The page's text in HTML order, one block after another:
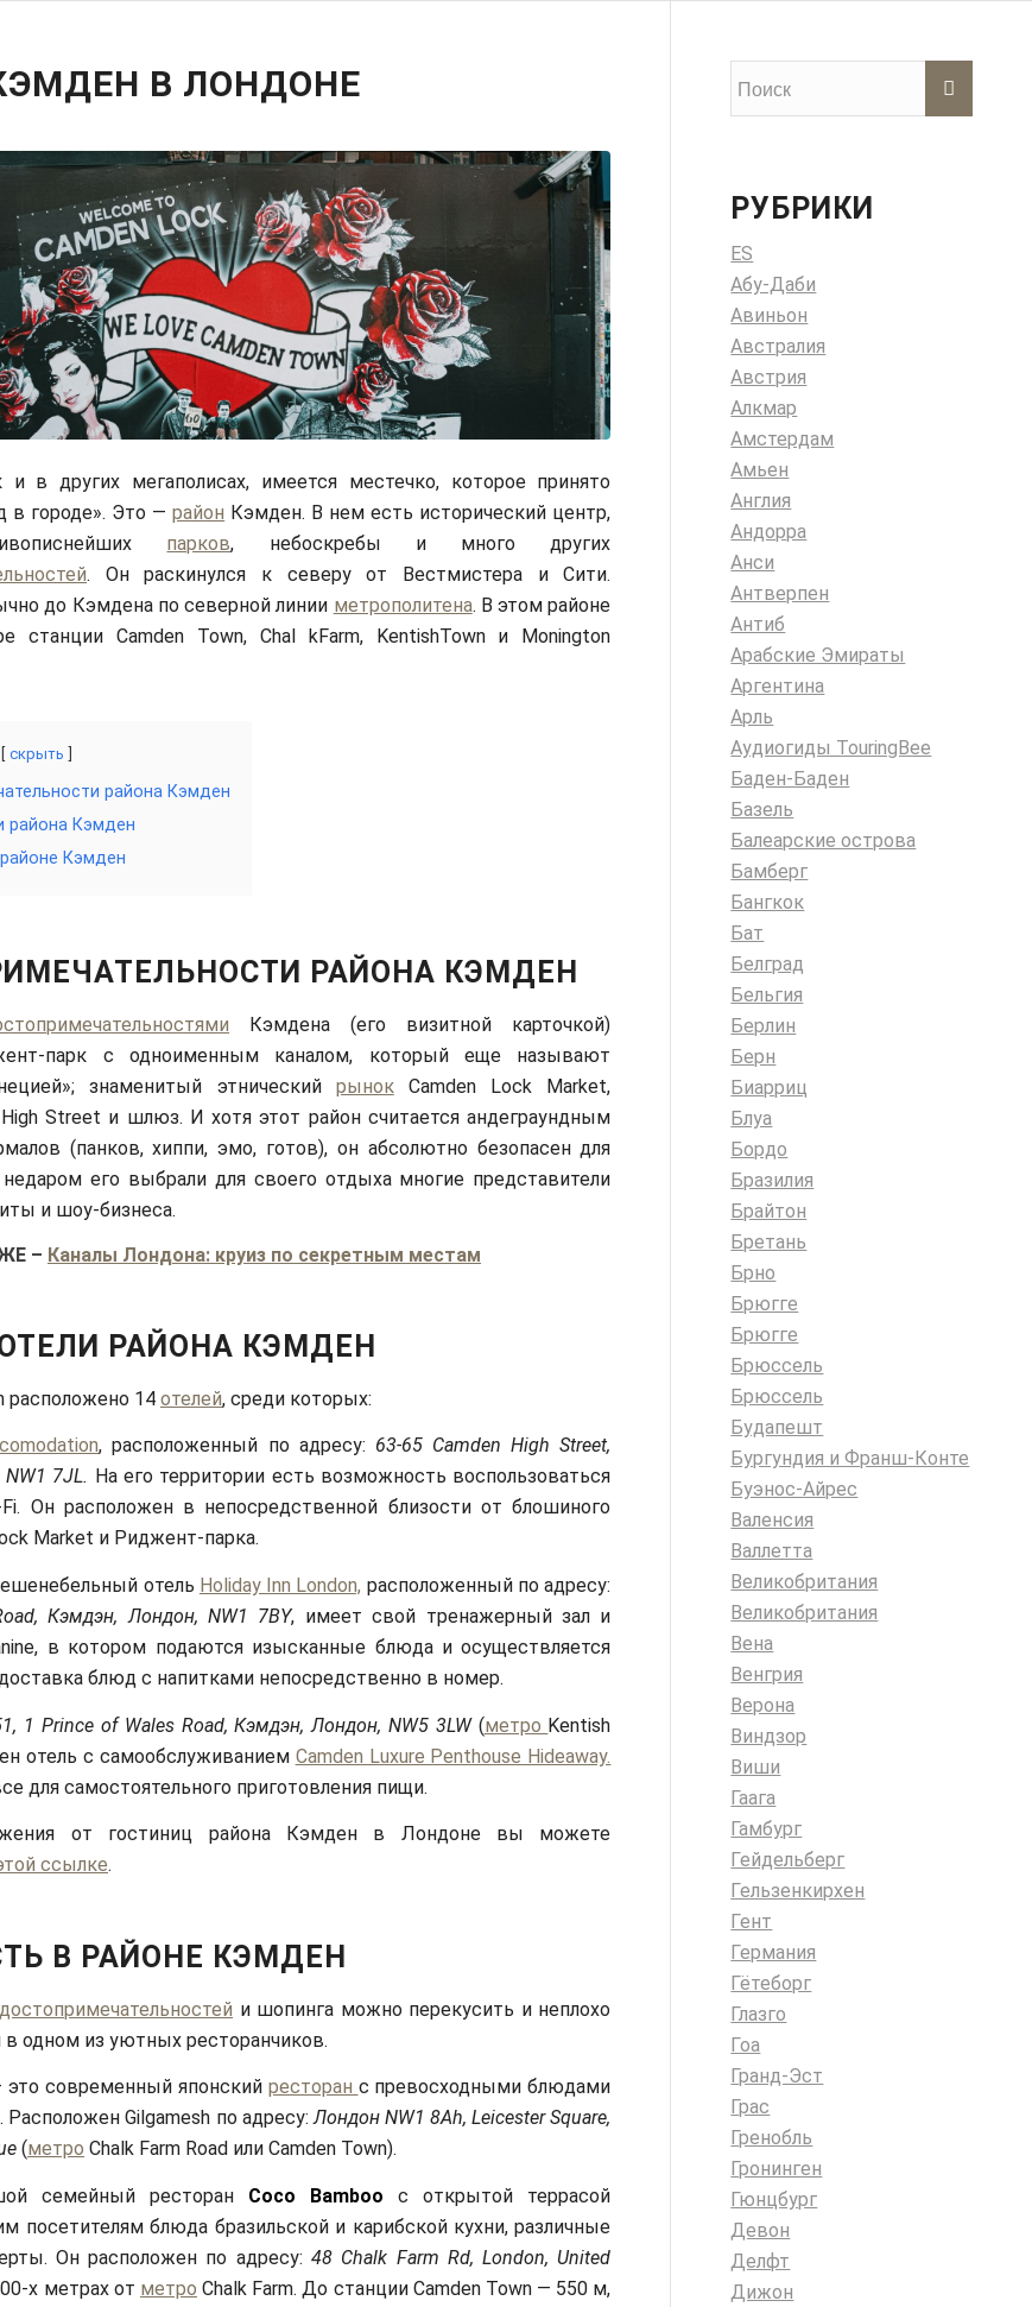
В ЛОНДОНЕ
в других мегаполисах, имеется местечко, которое принято
в городе». Это —район Кэмден. В нем есть исторический центр,
парков, небоскребы и много других
. Он раскинулся к северу от Вестмистера и Сити.
до Кэмдена по северной линии метрополитена. В этом районе
станции Camden Town, Chal kFarm, KentishTown и Monington
скрыть
района Кэмден
района Кэмден
Кэмден
РАЙОНА КЭМДЕН
Кэмдена (его визитной карточкой)
парк с одноименным каналом, который еще называют
знаменитый этнический рынокCamden Lock Market,
High Street и шлюз. И хотя этот район считается андеграундным
(панков, хиппи, эмо, готов), он абсолютно безопасен для
его выбрали для своего отдыха многие представители
и шоу-бизнеса.
– Каналы Лондона: круиз по секретным местам
РАЙОНА КЭМДЕН
расположено 14 отелей, среди которых:
, расположенный по адресу: 63-65 Camden High Street,
7JL. На его территории есть возможность воспользоваться
Он расположен в непосредственной близости от блошиного
Market и Риджент-парка.
отель Holiday Inn London, расположенный по адресу:
Кэмдэн, Лондон, NW1 7BY, имеет свой тренажерный зал и
в котором подаются изысканные блюда и осуществляется
доставка блюд с напитками непосредственно в номер.
1 Prince of Wales Road, Кэмдэн, Лондон, NW5 3LW(метро Kentish
отель с самообслуживанием Camden Luxure Penthouse Hideaway.
для самостоятельного приготовления пищи.
от гостиниц района Кэмден в Лондоне вы можете
ссылке.
В РАЙОНЕ КЭМДЕН
достопримечательностей и шопинга можно перекусить и неплохо
одном из уютных ресторанчиков.
современный японский ресторан с превосходными блюдами
Расположен Gilgamesh по адресу: Лондон NW1 8Ah, Leicester Square,
(метро Chalk Farm Road или Camden Town).
семейный ресторан Coco Bamboo с открытой террасой
посетителям блюда бразильской и карибской кухни, различные
Он расположен по адресу: 48 Chalk Farm Rd, London, United
х метрах от метро Chalk Farm. До станции Camden Town — 550 м,
РУБРИКИ
ES
Абу-Даби
Авиньон
Австралия
Австрия
Алкмар
Амстердам
Амьен
Англия
Андорра
Анси
Антверпен
Антиб
Арабские Эмираты
Аргентина
Арль
Аудиогиды TouringBee
Баден-Баден
Базель
Балеарские острова
Бамберг
Бангкок
Бат
Белград
Бельгия
Берлин
Берн
Биарриц
Блуа
Бордо
Бразилия
Брайтон
Бретань
Брно
Брюгге
Брюгге
Брюссель
Брюссель
Будапешт
Бургундия и Франш-Конте
Буэнос-Айрес
Валенсия
Валлетта
Великобритания
Великобритания
Вена
Венгрия
Верона
Виндзор
Виши
Гаага
Гамбург
Гейдельберг
Гельзенкирхен
Гент
Германия
Гётеборг
Глазго
Гоа
Гранд-Эст
Грас
Гренобль
Гронинген
Гюнцбург
Девон
Делфт
Дижон